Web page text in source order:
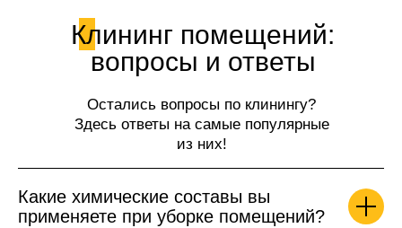
Клининг помещений:
вопросы и ответы
Остались вопросы по клинингу?
Здесь ответы на самые популярные
из них!
Какие химические составы вы
применяете при уборке помещений?